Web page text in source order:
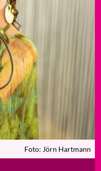
Foto: Jörn Hartmann